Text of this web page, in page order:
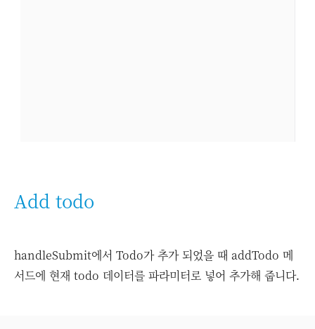
Add todo
handleSubmit에서 Todo가 추가 되었을 때 addTodo 메
서드에 현재 todo 데이터를 파라미터로 넣어 추가해 줍니다.